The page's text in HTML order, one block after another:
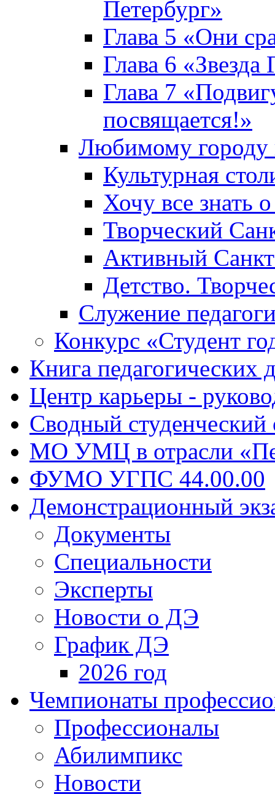
Петербург»
Глава 5 «Они
Глава 6 «Звезда
Глава 7
посвящается!»
Любимому городу
Культурная
Хочу все знать
Творческий
Активный
Детство.
Служение
Конкурс «Студент
Книга педагогических
Центр карьеры -
Сводный
МО УМЦ в отрасли
ФУМО УГПС 44.00.00
Демонстрационный
Документы
Специальности
Эксперты
Новости о ДЭ
График ДЭ
2026 год
Чемпионаты
Профессионалы
Абилимпикс
Новости